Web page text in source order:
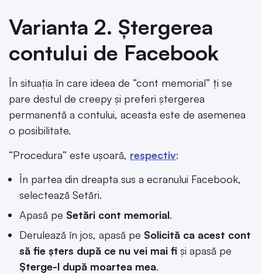
Varianta 2. Ștergerea
contului de Facebook
În situația în care ideea de “cont memorial” ți se
pare destul de creepy și preferi ștergerea
permanentă a contului, aceasta este de asemenea
o posibilitate.
“Procedura” este ușoară, respectiv:
În partea din dreapta sus a ecranului Facebook,
selectează Setări.
Apasă pe Setări cont memorial.
Derulează în jos, apasă pe Solicită ca acest cont
să fie șters după ce nu vei mai fi și apasă pe
Șterge-l după moartea mea.